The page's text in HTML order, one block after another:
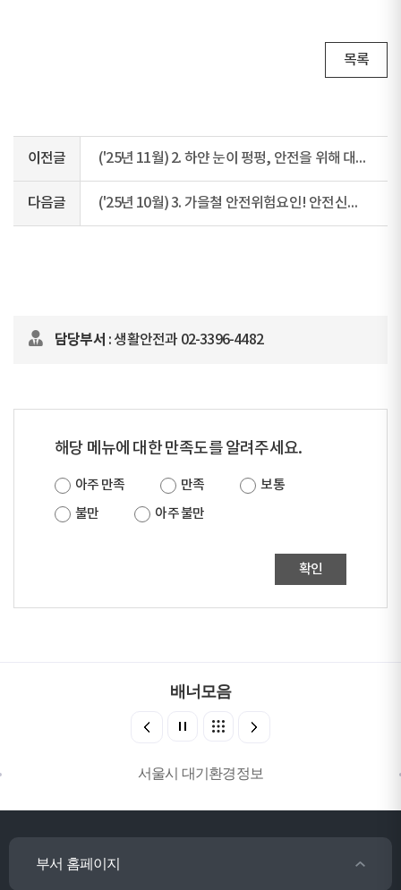
목록
이전글 ('25년 11월) 2. 하얀 눈이 펑펑, 안전을 위해 대설 국민행동요령 꼭 지켜요!
다음글 ('25년 10월) 3. 가을철 안전위험요인! 안전신문고로 신고하세요~
담당부서 : 생활안전과 02-3396-4482
해당 메뉴에 대한 만족도를 알려주세요.
아주 만족 만족
보통
불만
아주 불만
확인
배너모음
서울시 대기환경정보
부서 홈페이지